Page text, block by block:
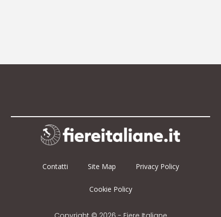
Contatti Site Map Privacy Policy
Cookie Policy